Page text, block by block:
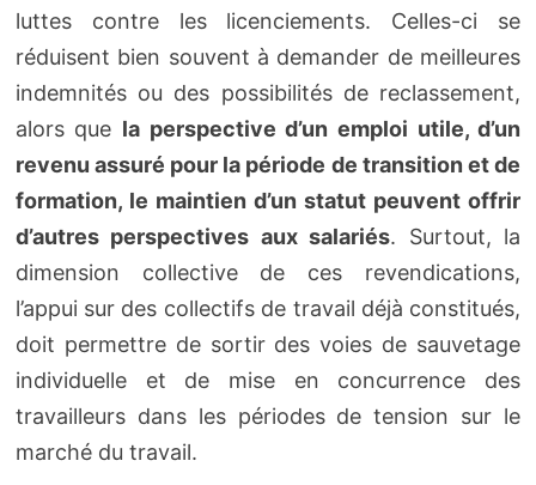
luttes contre les licenciements. Celles-ci se
réduisent bien souvent à demander de meilleures
indemnités ou des possibilités de reclassement,
alors que la perspective d’un emploi utile, d’un
revenu assuré pour la période de transition et de
formation, le maintien d’un statut peuvent offrir
d’autres perspectives aux salariés. Surtout, la
dimension collective de ces revendications,
l’appui sur des collectifs de travail déjà constitués,
doit permettre de sortir des voies de sauvetage
individuelle et de mise en concurrence des
travailleurs dans les périodes de tension sur le
marché du travail.